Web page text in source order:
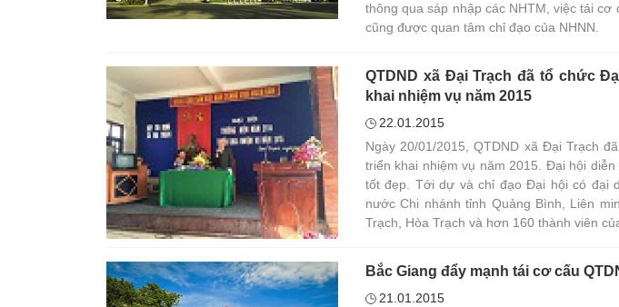
thông qua sáp nhập các NHTM, việc tái
cũng được quan tâm chỉ đạo của NHNN.
QTDND xã Đại Trạch đã tổ chức
khai nhiệm vụ năm 2015
22.01.2015
Ngày 20/01/2015, QTDND xã Đại Trạch
triển khai nhiệm vụ năm 2015. Đại hội
tốt đẹp. Tới dự và chỉ đạo Đại hội có đại
nước Chi nhánh tỉnh Quảng Bình, Liên
Trạch, Hòa Trạch và hơn 160 thành viên
Bắc Giang đẩy mạnh tái cơ cấu
21.01.2015